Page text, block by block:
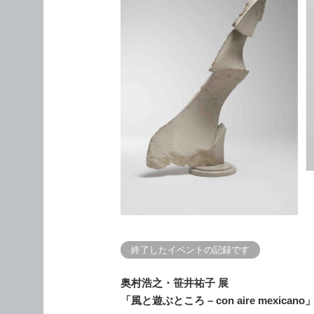
終了したイベントの記録です
奥村浩之・笹井祐子 展
「風と遊ぶところ – con aire mexicano